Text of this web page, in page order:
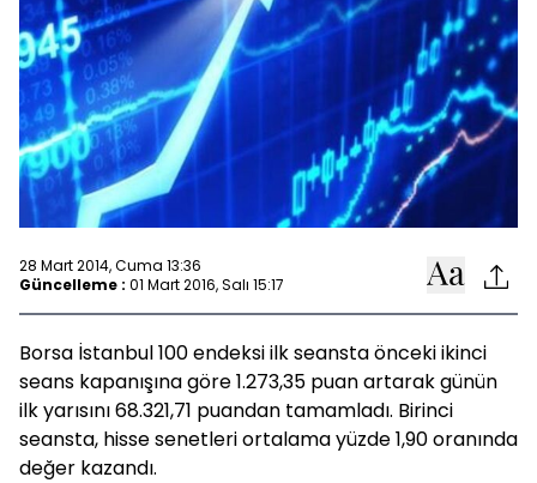
28 Mart 2014, Cuma 13:36
Güncelleme : 01 Mart 2016, Salı 15:17
Borsa İstanbul 100 endeksi ilk seansta önceki ikinci
seans kapanışına göre 1.273,35 puan artarak günün
ilk yarısını 68.321,71 puandan tamamladı. Birinci
seansta, hisse senetleri ortalama yüzde 1,90 oranında
değer kazandı.